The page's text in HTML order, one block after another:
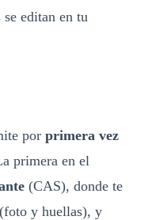
editan en tu
por primera vez
primera en el
(CAS), donde te
y huellas), y